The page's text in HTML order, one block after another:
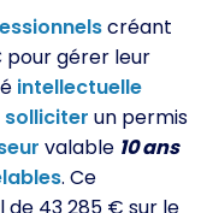
créant
pour gérer leur
intellectuelle
solliciter un permis
valable 10 ans
. Ce